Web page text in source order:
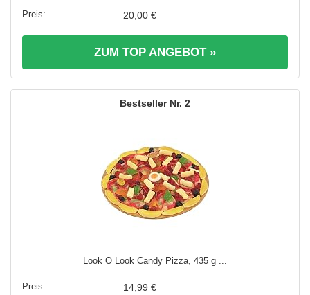
20,00 €
ZUM TOP ANGEBOT »
2
Look O Look Candy Pizza, 435 g ...
14,99 €